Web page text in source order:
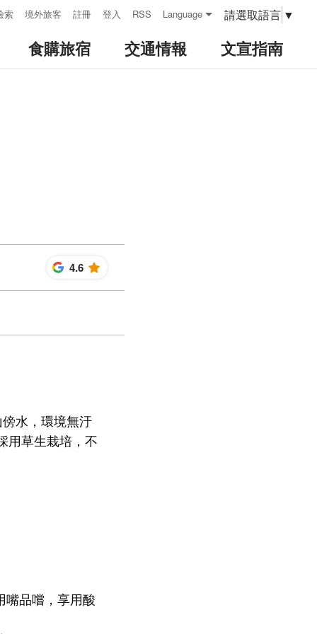
索 境外旅客 註冊 登入 RSS Language 請選取語言 ▼
食購旅宿 交通情報 文宣指南
4.6 星
水，環境無汙
用草生栽培，不
嘴品嚐，享用酸